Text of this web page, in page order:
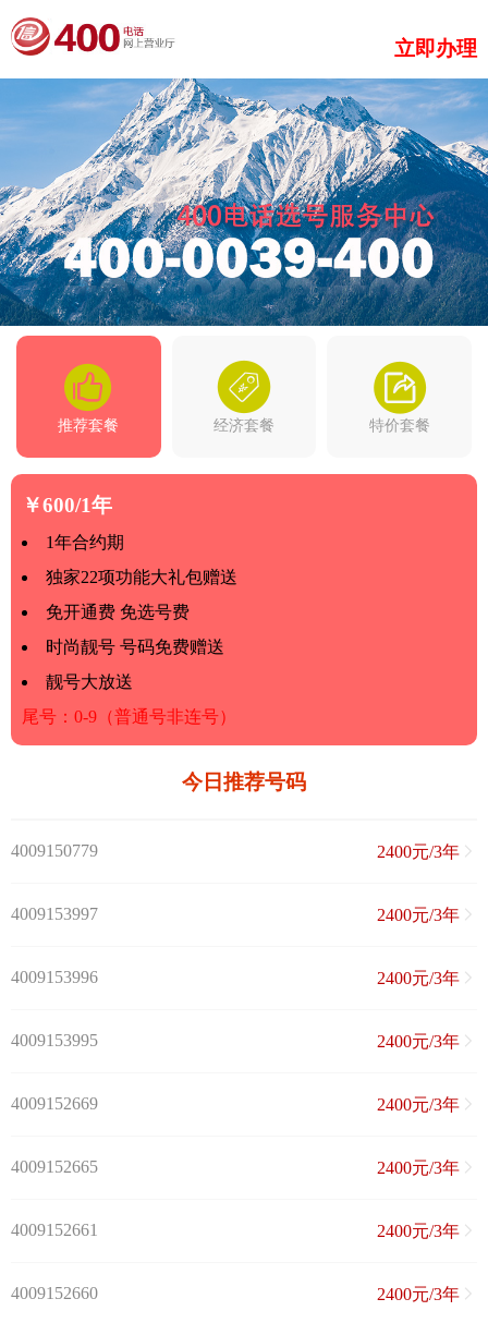
立即办理
推荐套餐 经济套餐 特价套餐
￥600/1年
1年合约期
独家22项功能大礼包赠送
免开通费 免选号费
时尚靓号 号码免费赠送
靓号大放送
尾号：0-9（普通号非连号）
今日推荐号码
4009150779 2400元/3年
4009153997 2400元/3年
4009153996 2400元/3年
4009153995 2400元/3年
4009152669 2400元/3年
4009152665 2400元/3年
4009152661 2400元/3年
4009152660 2400元/3年